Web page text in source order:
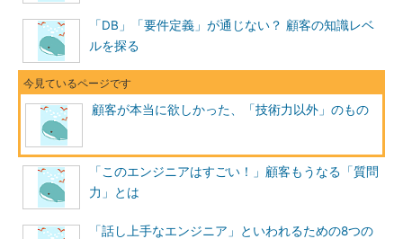
「DB」「要件定義」が通じない？ 顧客の知識レベ
ルを探る
顧客が本当に欲しかった、「技術力以外」のもの
「このエンジニアはすごい！」顧客もうなる「質問
力」とは
「話し上手なエンジニア」といわれるための8つの